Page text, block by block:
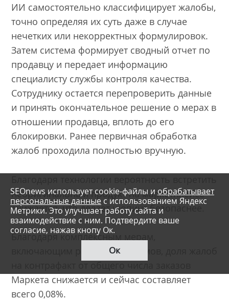
ИИ самостоятельно классифицирует жалобы,
точно определяя их суть даже в случае
нечетких или некорректных формулировок.
Затем система формирует сводный отчет по
продавцу и передает информацию
специалисту службы контроля качества.
Сотруднику остается перепроверить данные
и принять окончательное решение о мерах в
отношении продавца, вплоть до его
блокировки. Ранее первичная обработка
жалоб проходила полностью вручную.
неоригинальный продукт на маркетплейсе
снижается, что делает шопинг безопаснее.
Благодаря комплексным мерам,
включающим работу алгоритмов, доля жалоб
Маркета снижается и сейчас составляет
всего 0,08%.
SEOnews использует cookie-файлы и обрабатывает
персональные данныес использованием Яндекс
Метрики. Это улучшает работу сайта и
взаимодействие с ним. Подтвердите ваше
согласие, нажав кнопу Ок.
Ок